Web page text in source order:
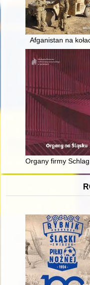
Afganistan na
Organy firmy